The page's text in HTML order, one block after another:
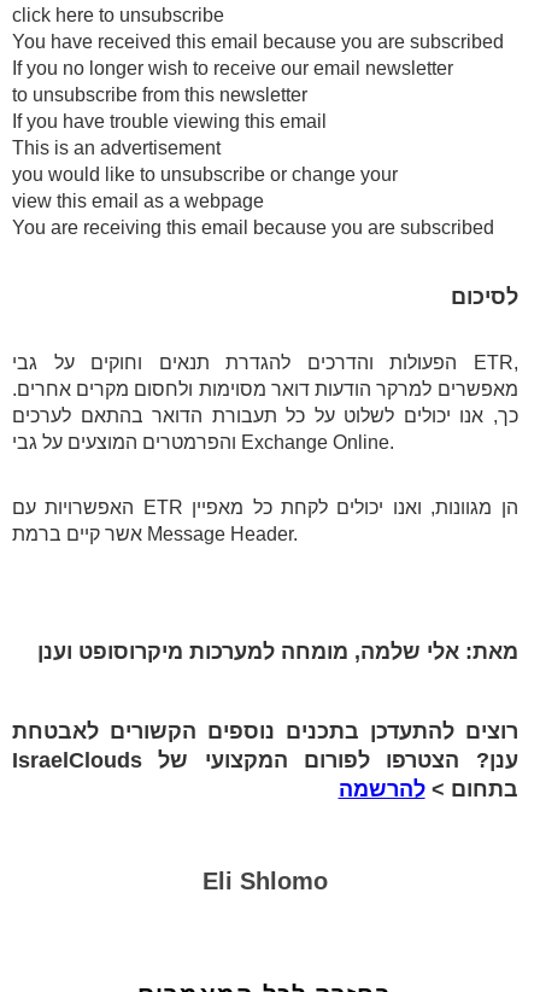
click here to unsubscribe
You have received this email because you are subscribed
If you no longer wish to receive our email newsletter
to unsubscribe from this newsletter
If you have trouble viewing this email
This is an advertisement
you would like to unsubscribe or change your
view this email as a webpage
You are receiving this email because you are subscribed
לסיכום
הפעולות והדרכים להגדרת תנאים וחוקים על גבי ETR,
מאפשרים למרקר הודעות דואר מסוימות ולחסום מקרים אחרים.
כך, אנו יכולים לשלוט על כל תעבורת הדואר בהתאם לערכים
והפרמטרים המוצעים על גבי Exchange Online.
האפשרויות עם ETR הן מגוונות, ואנו יכולים לקחת כל מאפיין
אשר קיים ברמת Message Header.
מאת: אלי שלמה, מומחה למערכות מיקרוסופט וענן
רוצים להתעדכן בתכנים נוספים הקשורים לאבטחת
ענן? הצטרפו לפורום המקצועי של IsraelClouds
בתחום >להרשמה
Eli Shlomo